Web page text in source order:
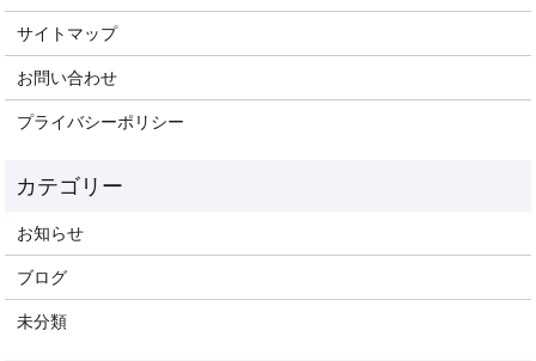
サイトマップ
お問い合わせ
プライバシーポリシー
お知らせ
ブログ
未分類